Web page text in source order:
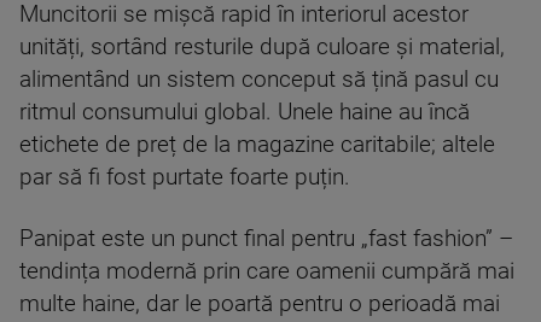
Muncitorii se mișcă rapid în interiorul acestor
unități, sortând resturile după culoare și material,
alimentând un sistem conceput să țină pasul cu
ritmul consumului global. Unele haine au încă
etichete de preț de la magazine caritabile; altele
par să fi fost purtate foarte puțin.
Panipat este un punct final pentru „fast fashion” –
tendința modernă prin care oamenii cumpără mai
multe haine, dar le poartă pentru o perioadă mai